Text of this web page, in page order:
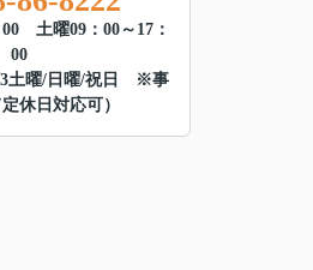
土曜09：00～17：
00
3土曜/日曜/祝日 ※事
休日対応可）